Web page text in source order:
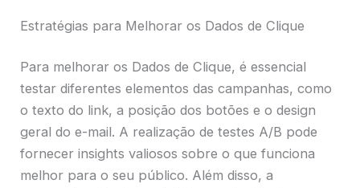
Estratégias para Melhorar os Dados de Clique
Para melhorar os Dados de Clique, é essencial
testar diferentes elementos das campanhas, como
o texto do link, a posição dos botões e o design
geral do e-mail. A realização de testes A/B pode
fornecer insights valiosos sobre o que funciona
melhor para o seu público. Além disso, a